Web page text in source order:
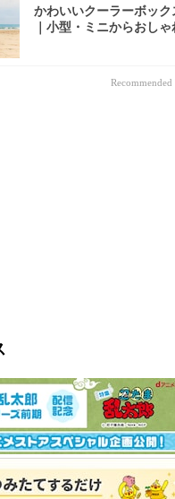
かわいいクーラーボック
｜小型・ミニからおし
Recommended